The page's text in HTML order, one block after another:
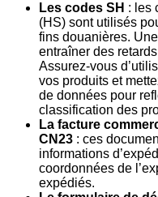
Les codes SH : les
(HS) sont utilisés
fins douanières.
entraîner des
Assurez-vous
vos produits et
de données pour
classification des
La facture
CN23 : ces
informations
coordonnées de
expédiés.